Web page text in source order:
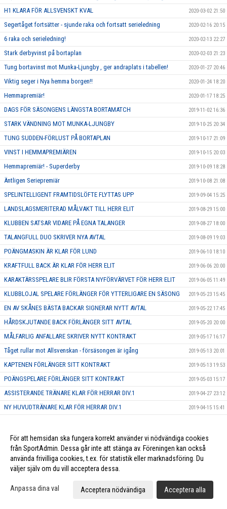
H1 KLARA FÖR ALLSVENSKT KVAL 2020-03-02 21:50
Segertåget fortsätter - sjunde raka och fortsatt serieledning 2020-02-16 20:15
6 raka och serieledning! 2020-02-13 22:27
Stark derbyvinst på bortaplan 2020-02-03 21:23
Tung bortavinst mot Munka-Ljungby , ger andraplats i tabellen! 2020-01-27 20:46
Viktig seger i Nya hemma borgen!! 2020-01-24 18:20
Hemmapremiär! 2020-01-17 18:25
DAGS FÖR SÄSONGENS LÄNGSTA BORTAMATCH 2019-11-02 16:36
STARK VÄNDNING MOT MUNKA-LJUNGBY 2019-10-25 20:34
TUNG SUDDEN-FÖRLUST PÅ BORTAPLAN 2019-10-17 21:09
VINST I HEMMAPREMIÄREN 2019-10-15 20:03
Hemmapremiär! - Superderby 2019-10-09 18:28
Äntligen Seriepremiär 2019-10-08 21:08
SPELINTELLIGENT FRAMTIDSLÖFTE FLYTTAS UPP 2019-09-04 15:25
LANDSLAGSMERITERAD MÅLVAKT TILL HERR ELIT 2019-08-29 15:00
KLUBBEN SATSAR VIDARE PÅ EGNA TALANGER 2019-08-27 18:00
TALANGFULL DUO SKRIVER NYA AVTAL 2019-08-09 19:03
POÄNGMASKIN ÄR KLAR FÖR LUND 2019-06-10 18:10
KRAFTFULL BACK ÄR KLAR FÖR HERR ELIT 2019-06-06 20:00
KARAKTÄRSSPELARE BLIR FÖRSTA NYFÖRVÄRVET FÖR HERR ELIT 2019-06-05 11:49
KLUBBLOJAL SPELARE FÖRLÄNGER FÖR YTTERLIGARE EN SÄSONG 2019-05-23 15:45
EN AV SKÅNES BÄSTA BACKAR SIGNERAR NYTT AVTAL 2019-05-22 17:45
HÅRDSKJUTANDE BACK FÖRLÄNGER SITT AVTAL 2019-05-20 20:00
MÅLFARLIG ANFALLARE SKRIVER NYTT KONTRAKT 2019-05-17 16:17
Tåget rullar mot Allsvenskan - försäsongen är igång 2019-05-13 20:01
KAPTENEN FÖRLÄNGER SITT KONTRAKT 2019-05-13 19:53
POÄNGSPELARE FÖRLÄNGER SITT KONTRAKT 2019-05-03 15:17
ASSISTERANDE TRÄNARE KLAR FÖR HERRAR DIV.1 2019-04-27 23:12
NY HUVUDTRÄNARE KLAR FÖR HERRAR DIV.1 2019-04-15 15:41
H1: Julspecial Lucka 18#Erik Nilsson 2018-12-18 16:57
H1: Julspecial Lucka 17#Stefan Prim 2018-12-17 17:11
H1: Julspecial Lucka 16# David Johansson 2018-12-16 16:42
H1: Julspecial lucka 14# Simon Svensson 2018-12-14 15:42
För att hemsidan ska fungera korrekt använder vi nödvändiga cookies
från SportAdmin. Dessa går inte att stänga av. Föreningen kan också
använda frivilliga cookies, t.ex. för statistik eller marknadsföring. Du
väljer själv om du vill acceptera dessa.
Anpassa dina val Acceptera nödvändiga Acceptera alla